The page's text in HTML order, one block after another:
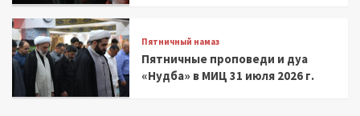
Пятничный намаз
Пятничные проповеди и дуа
«Нудба» в МИЦ 31 июля 2026 г.